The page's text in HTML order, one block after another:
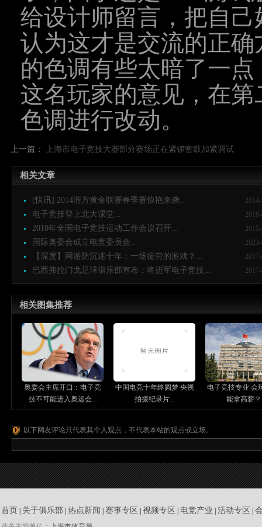
给设计师留言，把自
认为这才是交流的正
的色调有些太暗了一
这名玩家的意见，在
色调进行改动。
上一篇： 上海市电子竞技大赛部分赛场正在紧锣密鼓加紧调试
相关文章
[快讯] 2014浩方黄金联赛春季赛惊艳来袭...
电子竞技登上北大课堂...
2010年全国电子竞技运动工作会议召开...
国际奥委会成立电竞委员会...
【深度】网游防沉迷十年：一场徒劳的游戏？...
巴西弗拉门戈足球俱乐部宣布：将进军电子竞技...
相关图集推荐
奥委会主席开口：电子竞
技不可能进入奥运会...
中国电竞十年终圆梦 央视
拍摄纪录片...
电子竞技专业 会
能拿高薪？
以下网友评论只代表其个人观点，不代表本站的观点或立场。
首页 关于俱乐部 热点新闻 赛事专区 视频专区 电竞产业 活动专区